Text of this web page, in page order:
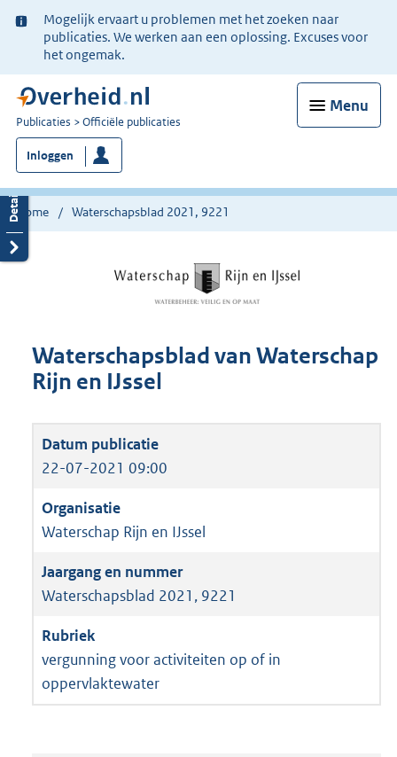
Ter
informatie:
Mogelijk ervaart u problemen met het zoeken naar
publicaties. We werken aan een oplossing. Excuses voor
het ongemak.
Menu
U
bent
nu
hier:
Publicaties Officiële publicaties
Inloggen
Home Waterschapsblad 2021, 9221
Waterschapsblad van Waterschap
Rijn en IJssel
22-07-2021 09:00
Waterschap Rijn en IJssel
Waterschapsblad 2021, 9221
vergunning voor activiteiten op of in
oppervlaktewater